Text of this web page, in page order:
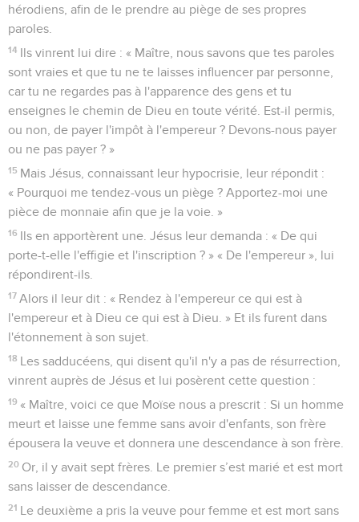
hérodiens, afin de le prendre au piège de ses propres
paroles.
14 Ils vinrent lui dire : « Maître, nous savons que tes paroles
sont vraies et que tu ne te laisses influencer par personne,
car tu ne regardes pas à l'apparence des gens et tu
enseignes le chemin de Dieu en toute vérité. Est-il permis,
ou non, de payer l'impôt à l'empereur ? Devons-nous payer
ou ne pas payer ? »
15 Mais Jésus, connaissant leur hypocrisie, leur répondit :
« Pourquoi me tendez-vous un piège ? Apportez-moi une
pièce de monnaie afin que je la voie. »
16 Ils en apportèrent une. Jésus leur demanda : « De qui
porte-t-elle l'effigie et l'inscription ? » « De l'empereur », lui
répondirent-ils.
17 Alors il leur dit : « Rendez à l'empereur ce qui est à
l'empereur et à Dieu ce qui est à Dieu. » Et ils furent dans
l'étonnement à son sujet.
18 Les sadducéens, qui disent qu'il n'y a pas de résurrection,
vinrent auprès de Jésus et lui posèrent cette question :
19 « Maître, voici ce que Moïse nous a prescrit : Si un homme
meurt et laisse une femme sans avoir d'enfants, son frère
épousera la veuve et donnera une descendance à son frère.
20 Or, il y avait sept frères. Le premier s’est marié et est mort
sans laisser de descendance.
21 Le deuxième a pris la veuve pour femme et est mort sans